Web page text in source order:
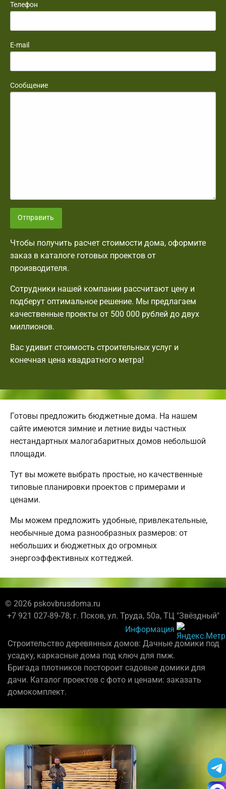
Телефон
E-mail
Сообщение
Отправить
Чтобы получить расчет стоимости дома, оформите
заказ в каталоге готовых проектов от
производителя.
Сотрудники нашей компании рассчитают цену и
подберут оптимальное решение. Мы предлагаем
качественные проекты от 500 000 рублей до двух
миллионов.
Вас удивит стоимость строительных услуг и
конечная цена квадратного метра!
Готовы предложить бюджетные дома. На нашем
сайте имеются зимние и летние виды частных
нестандартных малогабаритных домов небольшой
площади.
Тут вы можете выбрать простые, но качественные
типовые планировки проектов с примерами и
ценами.
Мы можем предложить удобные, привлекательные,
необычные дома разнообразных размеров: от
небольших и бюджетных до огромных
энергоэффективных коттеджей.
© 2026 pskovbrusdoma.ru
+7 921 027-89-78; г. Псков, ул. Труда, 50а, ТЦ "Звёздный"
Информация
Строительство деревянных домов: Дачные домики под
усадку, каркасные дома под ключ для пмж.
Бригада плотников постороит садовые домики для
дачи. Каталог проектов с фото и ценами: заказать
домокомплект.